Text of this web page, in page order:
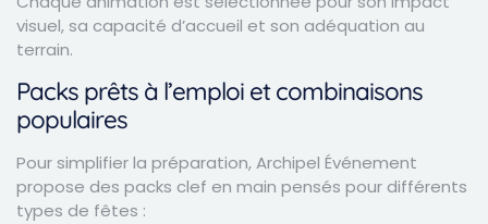
visuel, sa capacité d’accueil et son adéquation au
terrain.
Packs prêts à l’emploi et combinaisons
populaires
Pour simplifier la préparation, Archipel Événement
propose des packs clef en main pensés pour différents
types de fêtes :